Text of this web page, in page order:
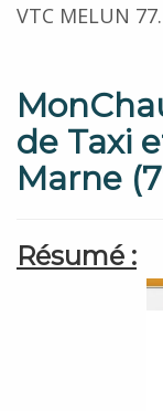
VTC MELUN 77.
de Taxi
Marne
Résumé :